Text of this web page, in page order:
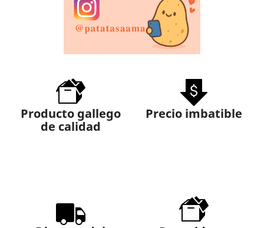
Producto gallego
de calidad
Precio imbatible